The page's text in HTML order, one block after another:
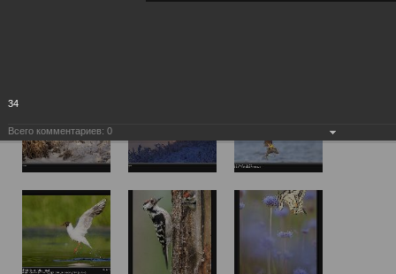
34
Всего комментариев: 0